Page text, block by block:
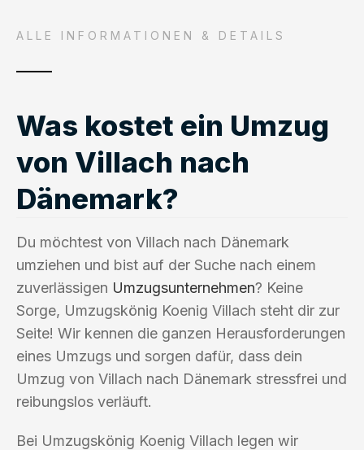
ALLE INFORMATIONEN & DETAILS
Was kostet ein Umzug
von Villach nach
Dänemark?
Du möchtest von Villach nach Dänemark
umziehen und bist auf der Suche nach einem
zuverlässigen Umzugsunternehmen? Keine
Sorge, Umzugskönig Koenig Villach steht dir zur
Seite! Wir kennen die ganzen Herausforderungen
eines Umzugs und sorgen dafür, dass dein
Umzug von Villach nach Dänemark stressfrei und
reibungslos verläuft.
Bei Umzugskönig Koenig Villach legen wir